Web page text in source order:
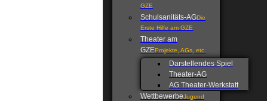
GZE
Schulsanitäts-AGDie
Erste Hilfe am GZE
Theater am
GZEProjekte, AGs, etc.
Darstellendes Spiel
Theater-AG
AG Theater-Werkstatt
WettbewerbeJugend